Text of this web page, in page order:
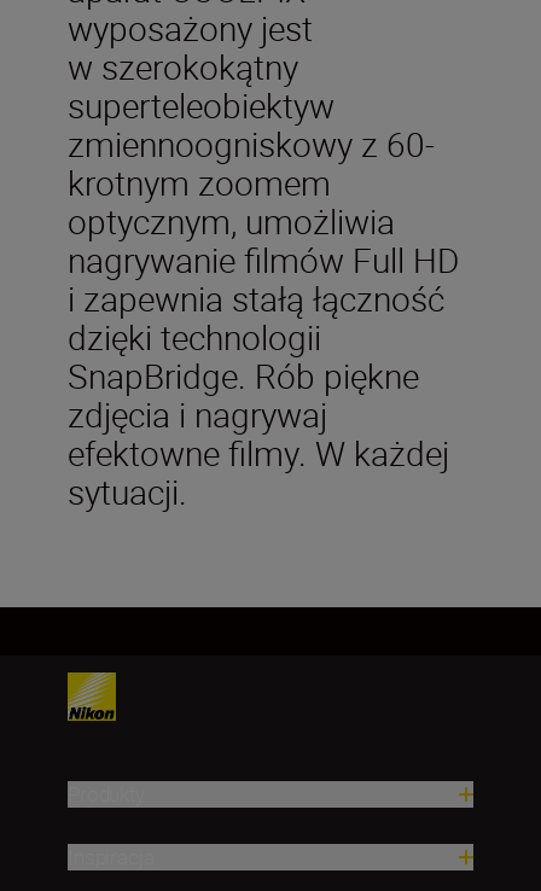
wyposażony jest
w szerokokątny
superteleobiektyw
zmiennoogniskowy z 60-
krotnym zoomem
optycznym, umożliwia
nagrywanie filmów Full HD
i zapewnia stałą łączność
dzięki technologii
SnapBridge. Rób piękne
zdjęcia i nagrywaj
efektowne filmy. W każdej
sytuacji.